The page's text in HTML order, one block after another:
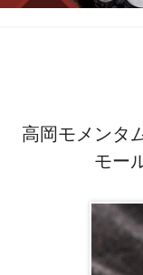
高岡モメンタ
モー